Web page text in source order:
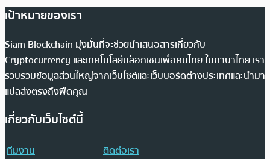
เป้าหมายของเรา
Siam Blockchain มุ่งมั่นที่จะช่วยนำเสนอสารเกี่ยวกับ
Cryptocurrency และเทคโนโลยีบล็อกเชนเพื่อคนไทย ในภาษาไทย เรา
รวบรวมข้อมูลส่วนใหญ่จากเว็บไซต์และเว็บบอร์ดต่างประเทศและนำมา
แปลส่งตรงถึงฟีดคุณ
เกี่ยวกับเว็บไซต์นี้
ทีมงาน
ติดต่อเรา